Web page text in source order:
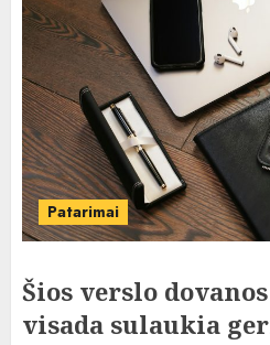
Patarimai
Šios verslo
visada sulaukia